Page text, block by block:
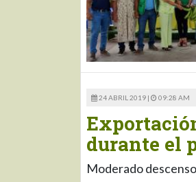
24 ABRIL 2019 | 09:28 AM
durante el
Moderado